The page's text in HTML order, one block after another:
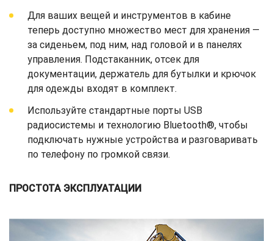
Для ваших вещей и инструментов в кабине
теперь доступно множество мест для хранения —
за сиденьем, под ним, над головой и в панелях
управления. Подстаканник, отсек для
документации, держатель для бутылки и крючок
для одежды входят в комплект.
Используйте стандартные порты USB
радиосистемы и технологию Bluetooth®, чтобы
подключать нужные устройства и разговаривать
по телефону по громкой связи.
ПРОСТОТА ЭКСПЛУАТАЦИИ